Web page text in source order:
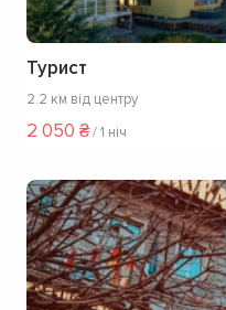
Турист
2.2 км від центру
2 050 ₴/1 ніч